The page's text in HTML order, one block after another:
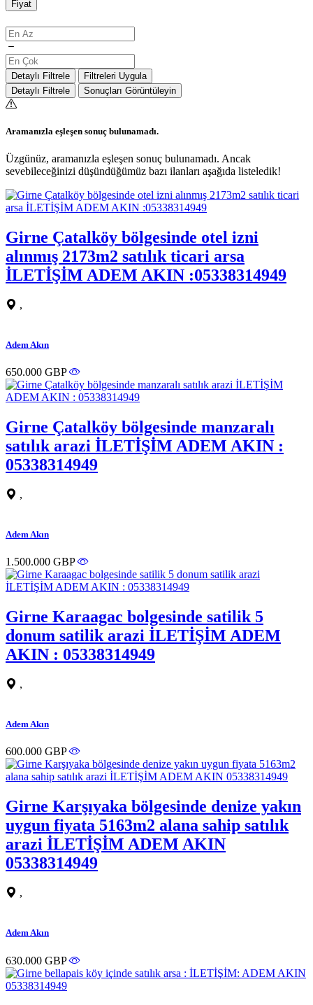
Fiyat
Detaylı Filtrele
Filtreleri Uygula
Detaylı Filtrele
Sonuçları Görüntüleyin
Aramanızla eşleşen sonuç bulunamadı.
Üzgünüz, aramanızla eşleşen sonuç bulunamadı. Ancak
sevebileceğinizi düşündüğümüz bazı ilanları aşağıda listeledik!
Girne Çatalköy bölgesinde otel izni
alınmış 2173m2 satılık ticari arsa
İLETİŞİM ADEM AKIN :05338314949
,
Adem Akın
650.000 GBP
Girne Çatalköy bölgesinde manzaralı
satılık arazi İLETİŞİM ADEM AKIN :
05338314949
,
Adem Akın
1.500.000 GBP
Girne Karaagac bolgesinde satilik 5
donum satilik arazi İLETİŞİM ADEM
AKIN : 05338314949
,
Adem Akın
600.000 GBP
Girne Karşıyaka bölgesinde denize yakın
uygun fiyata 5163m2 alana sahip satılık
arazi İLETİŞİM ADEM AKIN
05338314949
,
Adem Akın
630.000 GBP